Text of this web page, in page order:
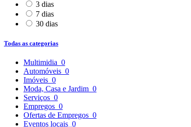
3 dias
7 dias
30 dias
Todas as categorias
Multimidia 0
Automóveis 0
Imóveis 0
Moda, Casa e Jardim 0
Serviços 0
Empregos 0
Ofertas de Empregos 0
Eventos locais 0